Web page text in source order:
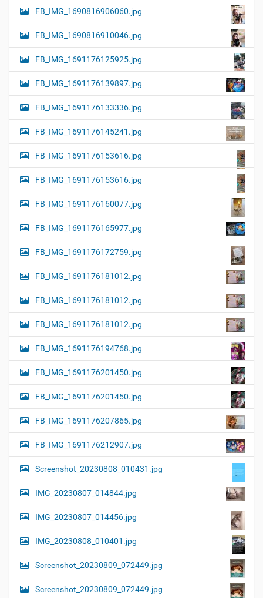
FB_IMG_1690816906060.jpg
FB_IMG_1690816910046.jpg
FB_IMG_1691176125925.jpg
FB_IMG_1691176139897.jpg
FB_IMG_1691176133336.jpg
FB_IMG_1691176145241.jpg
FB_IMG_1691176153616.jpg
FB_IMG_1691176153616.jpg
FB_IMG_1691176160077.jpg
FB_IMG_1691176165977.jpg
FB_IMG_1691176172759.jpg
FB_IMG_1691176181012.jpg
FB_IMG_1691176181012.jpg
FB_IMG_1691176181012.jpg
FB_IMG_1691176194768.jpg
FB_IMG_1691176201450.jpg
FB_IMG_1691176201450.jpg
FB_IMG_1691176207865.jpg
FB_IMG_1691176212907.jpg
Screenshot_20230808_010431.jpg
IMG_20230807_014844.jpg
IMG_20230807_014456.jpg
IMG_20230808_010401.jpg
Screenshot_20230809_072449.jpg
Screenshot_20230809_072449.jpg